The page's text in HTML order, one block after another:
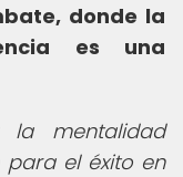
donde la
es una
mentalidad
el éxito en